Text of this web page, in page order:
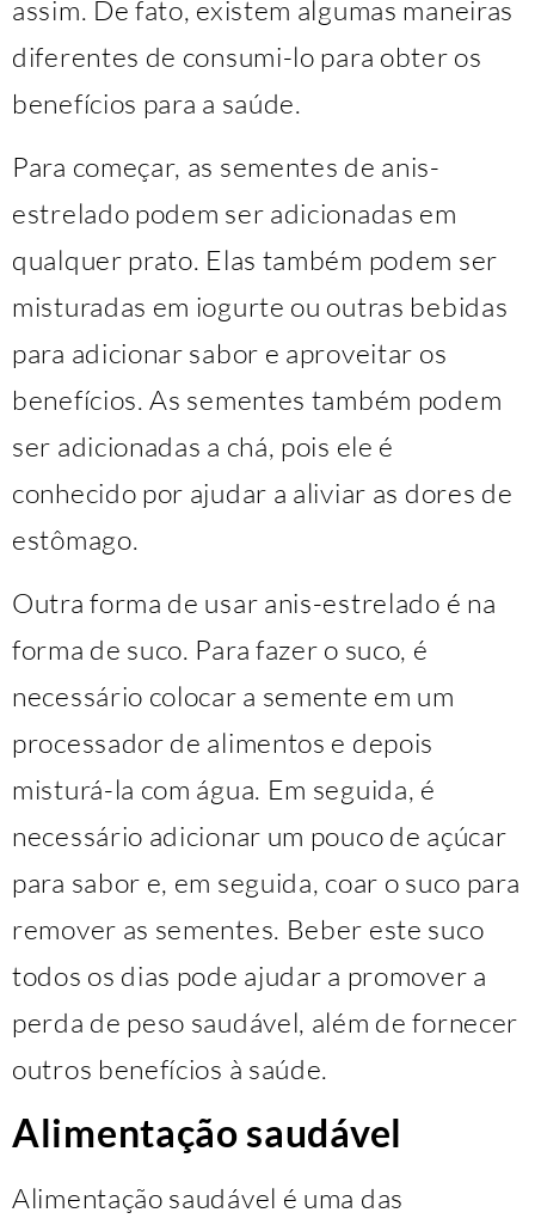
assim. De fato, existem algumas maneiras
diferentes de consumi-lo para obter os
benefícios para a saúde.
Para começar, as sementes de anis-
estrelado podem ser adicionadas em
qualquer prato. Elas também podem ser
misturadas em iogurte ou outras bebidas
para adicionar sabor e aproveitar os
benefícios. As sementes também podem
ser adicionadas a chá, pois ele é
conhecido por ajudar a aliviar as dores de
estômago.
Outra forma de usar anis-estrelado é na
forma de suco. Para fazer o suco, é
necessário colocar a semente em um
processador de alimentos e depois
misturá-la com água. Em seguida, é
necessário adicionar um pouco de açúcar
para sabor e, em seguida, coar o suco para
remover as sementes. Beber este suco
todos os dias pode ajudar a promover a
perda de peso saudável, além de fornecer
outros benefícios à saúde.
Alimentação saudável
Alimentação saudável é uma das